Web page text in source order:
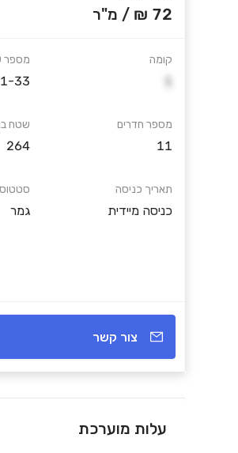
72 ₪
/ מ"ר
קומה
מספר חדרים
11
תאריך כניסה
כניסה מיידית
מספר
33
שטח
264
גמר
צור קשר
עלות מוערכת